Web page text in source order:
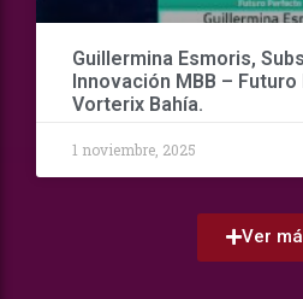
Guillermina Esmoris,
Innovación MBB –
Vorterix Bahía.
1 noviembre, 2025
Ver